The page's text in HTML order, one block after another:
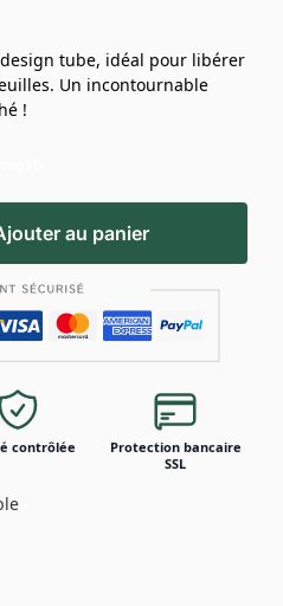
tube, idéal pour libérer
Un incontournable
!
au panier
contrôlée
Protection bancaire
SSL